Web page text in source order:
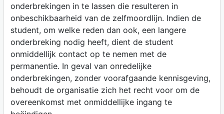
onderbrekingen in te lassen die resulteren in
onbeschikbaarheid van de zelfmoordlijn. Indien de
student, om welke reden dan ook, een langere
onderbreking nodig heeft, dient de student
onmiddellijk contact op te nemen met de
permanentie. In geval van onredelijke
onderbrekingen, zonder voorafgaande kennisgeving,
behoudt de organisatie zich het recht voor om de
overeenkomst met onmiddellijke ingang te